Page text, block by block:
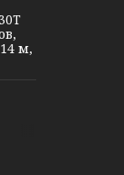
м,